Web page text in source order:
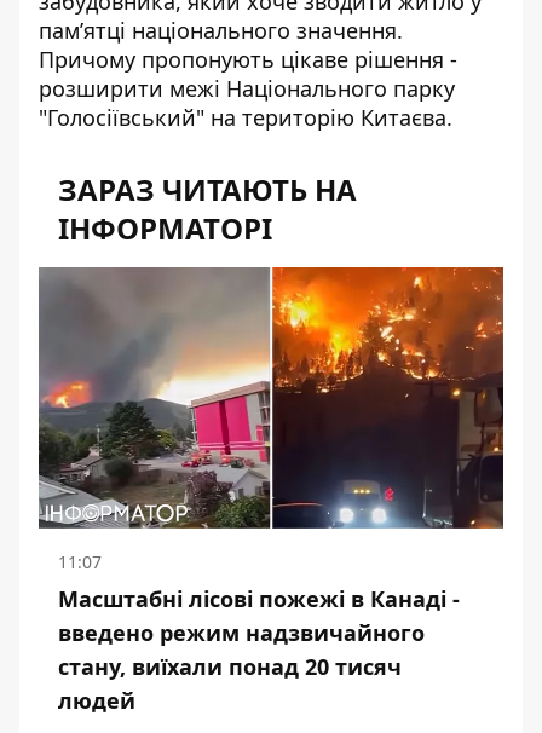
пам’ятці національного значення.
Причому пропонують цікаве рішення -
розширити межі Національного парку
"Голосіївський" на територію Китаєва.
ЗАРАЗ ЧИТАЮТЬ НА
ІНФОРМАТОРІ
11:07
Масштабні лісові пожежі в Канаді -
введено режим надзвичайного
стану, виїхали понад 20 тисяч
людей